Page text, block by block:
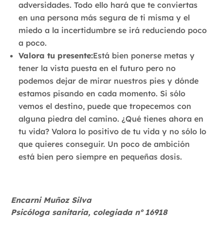
adversidades. Todo ello hará que te conviertas
en una persona más segura de ti misma y el
miedo a la incertidumbre se irá reduciendo poco
a poco.
Valora tu presente:Está bien ponerse metas y
tener la vista puesta en el futuro pero no
podemos dejar de mirar nuestros pies y dónde
estamos pisando en cada momento. Si sólo
vemos el destino, puede que tropecemos con
alguna piedra del camino. ¿Qué tienes ahora en
tu vida? Valora lo positivo de tu vida y no sólo lo
que quieres conseguir. Un poco de ambición
está bien pero siempre en pequeñas dosis.
Encarni Muñoz Silva
Psicóloga sanitaria, colegiada nº 16918